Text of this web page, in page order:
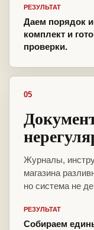
РЕЗУЛЬТАТ
Даем порядок
комплект и
проверки.
05
Журналы,
магазина
но система не
РЕЗУЛЬТАТ
Собираем